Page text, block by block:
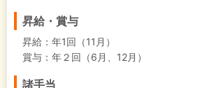
昇給・賞与
昇給：年1回（11月）
賞与：年２回（6月、12月）
諸手当